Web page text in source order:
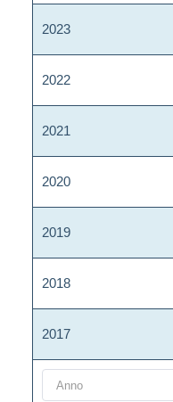
2023
2022
2021
2020
2019
2018
2017